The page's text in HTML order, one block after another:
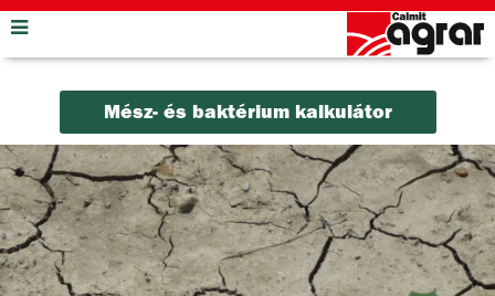
Mész- és baktérium kalkulátor